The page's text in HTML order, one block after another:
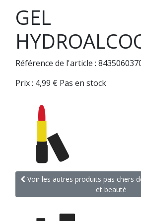
GEL
Référence de l'article :
Prix : 4,99 € Pas en stock
Voir les autres produits pas chers
et beauté